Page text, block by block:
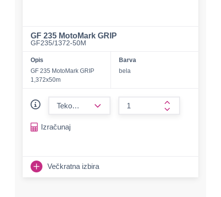
GF 235 MotoMark GRIP
GF235/1372-50M
Opis
GF 235 MotoMark GRIP
1,372x50m
Barva
bela
form.increase-
Izračunaj
Večkratna izbira